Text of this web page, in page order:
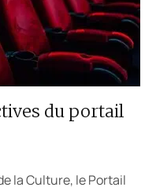
du portail
la Culture, le Portail